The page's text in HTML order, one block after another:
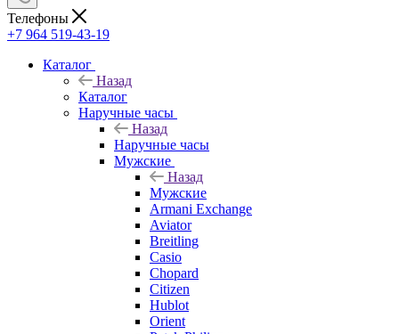
Телефоны
+7 964 519-43-19
Каталог
Назад
Каталог
Наручные часы
Назад
Наручные часы
Мужские
Назад
Мужские
Armani Exchange
Aviator
Breitling
Casio
Chopard
Citizen
Hublot
Orient